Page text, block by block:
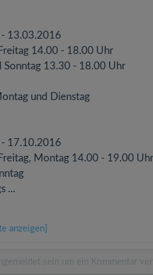
13.03.2016
14.00 - 18.00 Uhr
Sonntag 13.30 - 18.00 Uhr
und Dienstag
17.10.2016
Montag 14.00 - 19.00 Uhr
...
anzeigen]